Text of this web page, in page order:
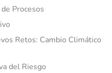
Procesos
Retos: Cambio Climático
del Riesgo